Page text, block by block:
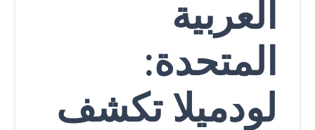
العربية
المتحدة:
لودميلا تكشف